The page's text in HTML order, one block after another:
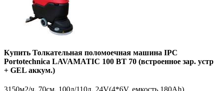
Купить Толкательная поломоечная машина IPC
Portotechnica LAVAMATIC 100 BT 70 (встроенное зар. устр
+ GEL аккум.)